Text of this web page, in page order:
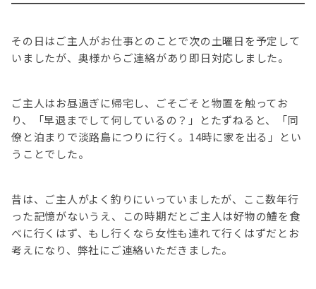
その日はご主人がお仕事とのことで次の土曜日を予定して
いましたが、奥様からご連絡があり即日対応しました。
ご主人はお昼過ぎに帰宅し、ごそごそと物置を触ってお
り、「早退までして何しているの？」とたずねると、「同
僚と泊まりで淡路島につりに行く。14時に家を出る」とい
うことでした。
昔は、ご主人がよく釣りにいっていましたが、ここ数年行
った記憶がないうえ、この時期だとご主人は好物の鱧を食
べに行くはず、もし行くなら女性も連れて行くはずだとお
考えになり、弊社にご連絡いただきました。